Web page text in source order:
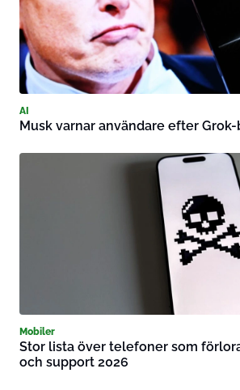
AI
Musk varnar användare efter
Mobiler
Stor lista över telefoner som
och support 2026